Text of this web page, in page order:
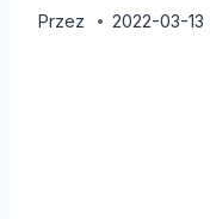
Przez 2022-03-13